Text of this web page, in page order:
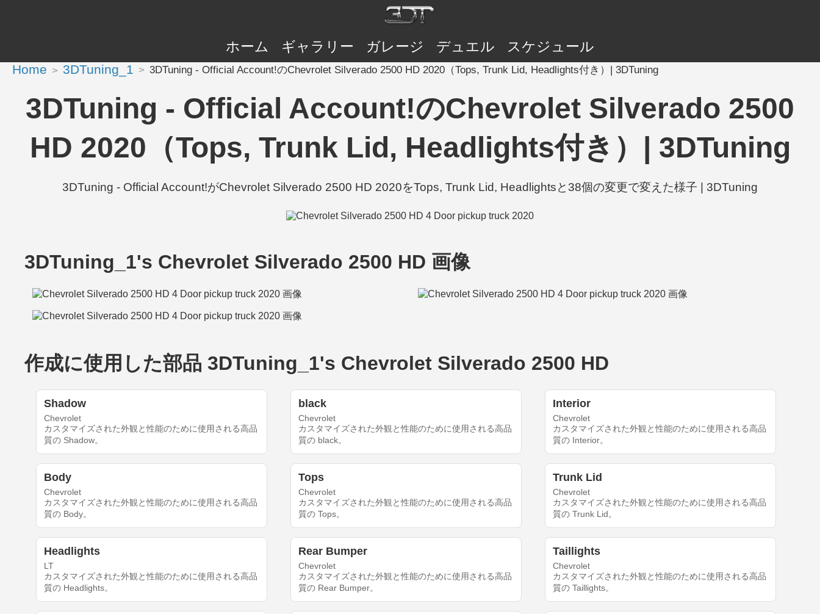
ホーム ギャラリー ガレージ デュエル スケジュール
Home 3DTuning_1 3DTuning - Official Account!のChevrolet Silverado 2500 HD 2020（Tops, Trunk Lid, Headlights付き）| 3DTuning
3DTuning - Official Account!のChevrolet Silverado 2500
HD 2020（Tops, Trunk Lid, Headlights付き）| 3DTuning
3DTuning - Official Account!がChevrolet Silverado 2500 HD 2020をTops, Trunk Lid, Headlightsと38個の変更で変えた様子 | 3DTuning
3DTuning_1's Chevrolet Silverado 2500 HD 画像
作成に使用した部品 3DTuning_1's Chevrolet Silverado 2500 HD
Shadow
Chevrolet
カスタマイズされた外観と性能のために使用される高品
質の Shadow。
black
Chevrolet
カスタマイズされた外観と性能のために使用される高品
質の black。
Interior
Chevrolet
カスタマイズされた外観と性能のために使用される高品
質の Interior。
Body
Chevrolet
カスタマイズされた外観と性能のために使用される高品
質の Body。
Tops
Chevrolet
カスタマイズされた外観と性能のために使用される高品
質の Tops。
Trunk Lid
Chevrolet
カスタマイズされた外観と性能のために使用される高品
質の Trunk Lid。
Headlights
LT
カスタマイズされた外観と性能のために使用される高品
質の Headlights。
Rear Bumper
Chevrolet
カスタマイズされた外観と性能のために使用される高品
質の Rear Bumper。
Taillights
Chevrolet
カスタマイズされた外観と性能のために使用される高品
質の Taillights。